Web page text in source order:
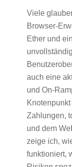
Viele
Browser-
Ether und
auch eine
und
Zahlungen,
und dem
zeige ich,
funktioniert,